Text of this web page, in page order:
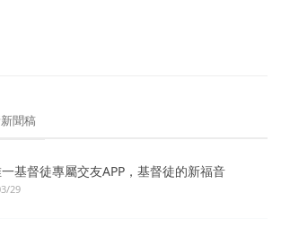
聞稿
一基督徒專屬交友APP，基督徒的新福音
29